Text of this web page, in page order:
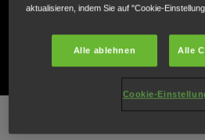
ONLINE
Hauptmerkmale
aktualisieren, indem Sie auf "Cookie-
Alle ablehnen Alle
Cookie-